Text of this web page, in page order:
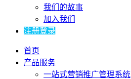
我们的故事
加入我们
注册登录
首页
产品服务
一站式营销推广管理系统